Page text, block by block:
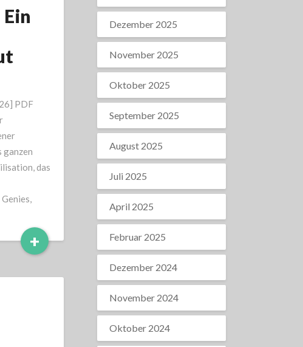
PDF
ganzen
das
+Read
More
Dezember 2025
November 2025
Oktober 2025
September 2025
August 2025
Juli 2025
April 2025
Februar 2025
Dezember 2024
November 2024
Oktober 2024